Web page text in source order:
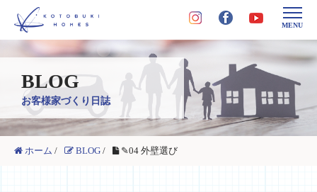
MENU
BLOG
お客様家づくり日誌
ホーム / BLOG / ✎04 外壁選び